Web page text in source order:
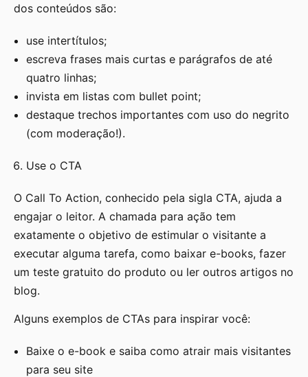
dos conteúdos são:
use intertítulos;
escreva frases mais curtas e parágrafos de até
quatro linhas;
invista em listas com bullet point;
destaque trechos importantes com uso do negrito
(com moderação!).
Use o CTA
O Call To Action, conhecido pela sigla CTA, ajuda a
engajar o leitor. A chamada para ação tem
exatamente o objetivo de estimular o visitante a
executar alguma tarefa, como baixar e-books, fazer
um teste gratuito do produto ou ler outros artigos no
blog.
Alguns exemplos de CTAs para inspirar você:
Baixe o e-book e saiba como atrair mais visitantes
para seu site